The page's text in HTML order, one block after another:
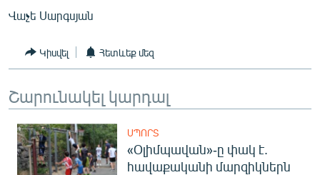
Վաչե Սարգսյան
Կիսվել Հետևեք մեզ
Շարունակել կարդալ
ՍՊՈՐՏ
«Օլիմպավան»-ը փակ է.
հավաքականի մարզիկներն